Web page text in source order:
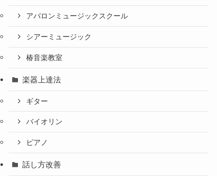
アバロンミュージックスクール
シアーミュージック
椿音楽教室
楽器上達法
ギター
バイオリン
ピアノ
話し方改善